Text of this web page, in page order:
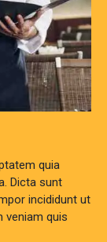
quia
Dicta sunt
incididunt ut
veniam quis